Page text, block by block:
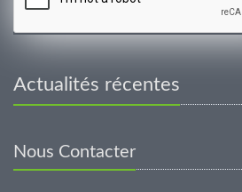
Actualités récentes
Nous Contacter